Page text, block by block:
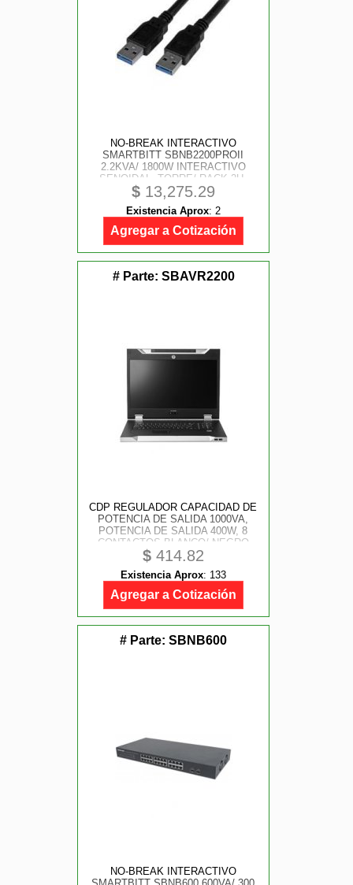
NO-BREAK INTERACTIVO
SMARTBITT SBNB2200PROII
2.2KVA/ 1800W INTERACTIVO
SENOIDAL, TORRE/ RACK 2U,
CLAVIJA NEMA 5-20P, 8
CONTACTOS NEMA 5-15/ 20R, CON
RESPALDO DE BATERAS, PANEL
LCD
$ 13,275.29
Existencia Aprox: 2
Agregar a Cotización
# Parte: SBAVR2200
CDP REGULADOR CAPACIDAD DE
POTENCIA DE SALIDA 1000VA,
POTENCIA DE SALIDA 400W, 8
CONTACTOS BLANCO/ NEGRO
$ 414.82
Existencia Aprox: 133
Agregar a Cotización
# Parte: SBNB600
NO-BREAK INTERACTIVO